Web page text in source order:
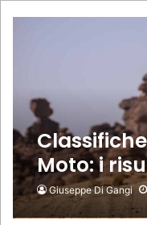
Moto: i
trionfo di
Giuseppe Di Gangi